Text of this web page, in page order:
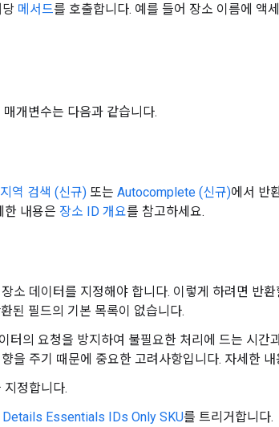
당 메서드를 호출합니다. 예를 들어 장소 이름에 액
매개변수는 다음과 같습니다.
역 검색 (신규) 또는 Autocomplete (신규)에서 반
한 내용은 장소 ID 개요를 참고하세요.
장소 데이터를 지정해야 합니다. 이렇게 하려면 반
된 필드의 기본 목록이 없습니다.
터의 요청을 방지하여 불필요한 처리에 드는 시
향을 주기 때문에 중요한 고려사항입니다. 자세한 내
지정합니다.
Essentials IDs Only SKU를 트리거합니다.